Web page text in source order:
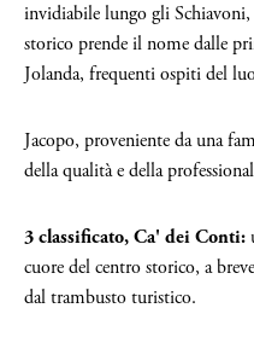
invidiabile lungo gli
storico prende il nome dalle
Jolanda, frequenti ospiti del
Jacopo, proveniente da una
della qualità e della
3 classificato, Ca' dei Conti:
cuore del centro storico, a
dal trambusto turistico.